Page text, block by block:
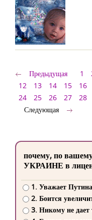
Предыдущая 1
12
13 14 15 16
24
25 26 27 28
Следующая
почему, по
УКРАИНЕ в
1. Уважает
2. Боится
3. Никому не дает